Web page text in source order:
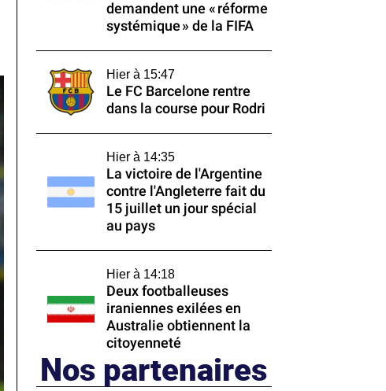
demandent une « réforme
systémique » de la FIFA
Hier à 15:47
Le FC Barcelone rentre
dans la course pour Rodri
Hier à 14:35
La victoire de l'Argentine
contre l'Angleterre fait du
15 juillet un jour spécial
au pays
Hier à 14:18
Deux footballeuses
iraniennes exilées en
Australie obtiennent la
citoyenneté
Nos partenaires